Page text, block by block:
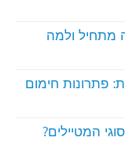
מתחיל ולמה
פתרונות חימום
המטיילים?